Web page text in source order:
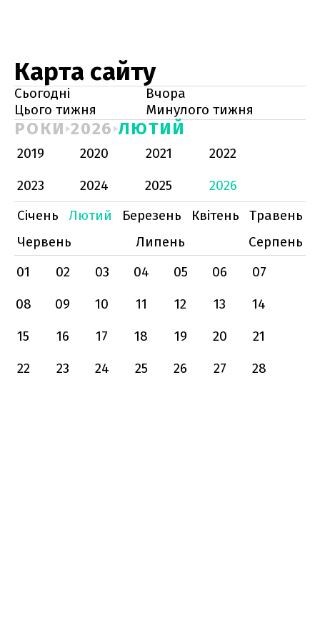
Карта сайту
Сьогодні
Вчора
Цього тижня
Минулого тижня
РОКИ 2026 ЛЮТИЙ
2019 2020 2021
2022
2023
2024 2025
2026
Січень
Лютий Березень Квітень
Травень
Червень
Липень
Серпень
01
02 03 04 05 06
07
08
09 10 11 12 13
14
15
16 17 18 19 20
21
22
23 24 25 26 27 28